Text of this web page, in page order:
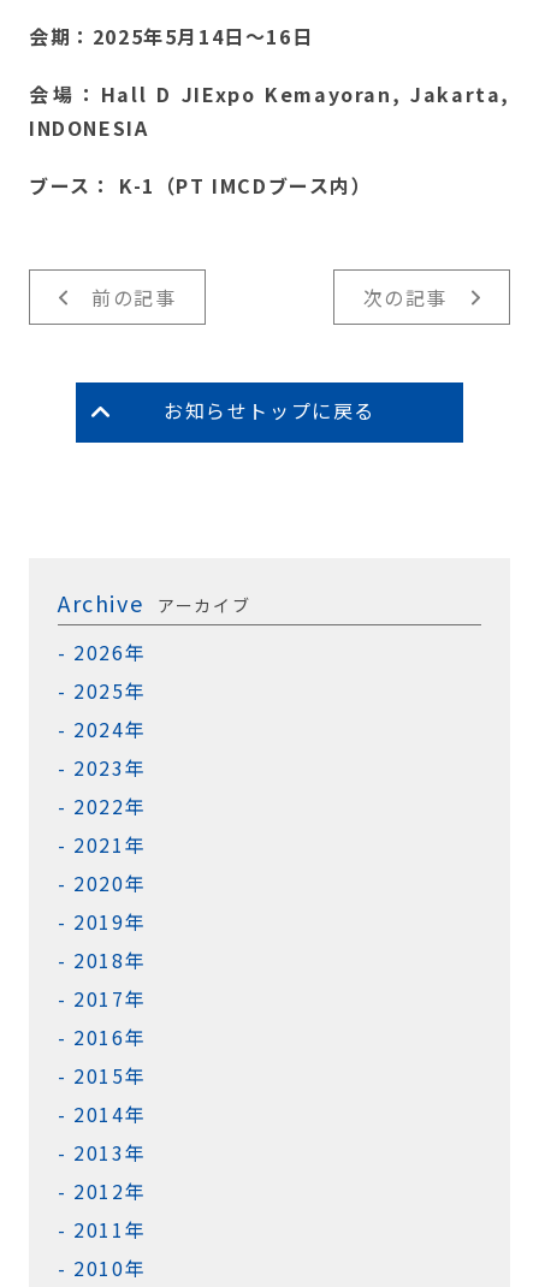
会期：2025年5月14日～16日
会場：Hall D JIExpo Kemayoran, Jakarta,
INDONESIA
ブース： K-1（PT IMCDブース内）
前の記事 次の記事
お知らせトップに戻る
Archive アーカイブ
2026年
2025年
2024年
2023年
2022年
2021年
2020年
2019年
2018年
2017年
2016年
2015年
2014年
2013年
2012年
2011年
2010年